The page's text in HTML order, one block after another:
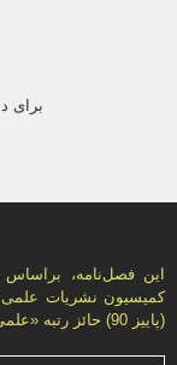
برای
(پاییز 90) حائز رتبه «علمی» گردید.